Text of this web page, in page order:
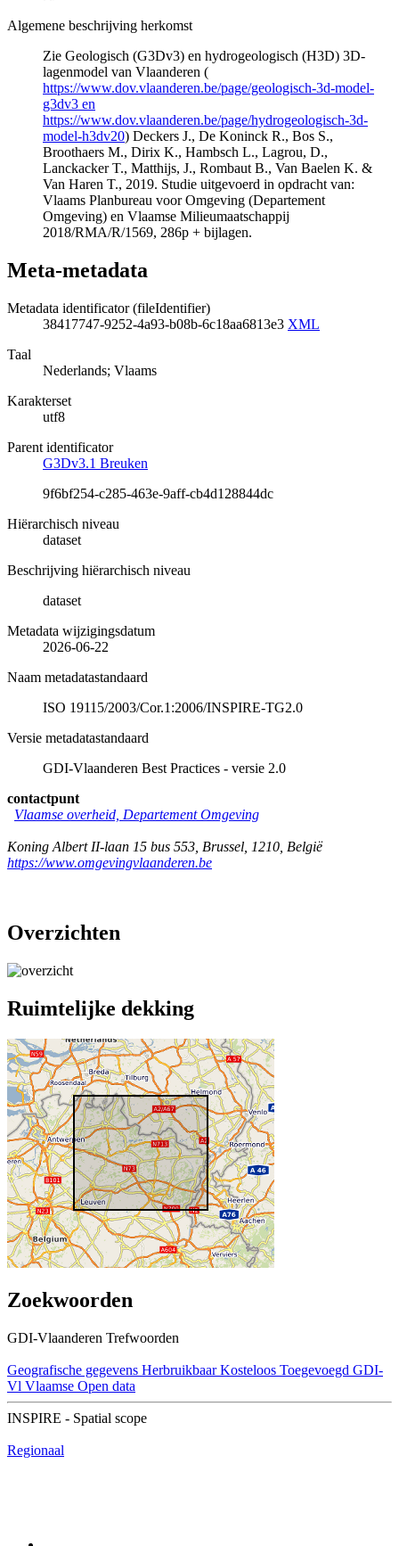
Algemene beschrijving herkomst
Zie Geologisch (G3Dv3) en hydrogeologisch (H3D) 3D-
lagenmodel van Vlaanderen (
https://www.dov.vlaanderen.be/page/geologisch-3d-model-
g3dv3 en
https://www.dov.vlaanderen.be/page/hydrogeologisch-3d-
model-h3dv20) Deckers J., De Koninck R., Bos S.,
Broothaers M., Dirix K., Hambsch L., Lagrou, D.,
Lanckacker T., Matthijs, J., Rombaut B., Van Baelen K. &
Van Haren T., 2019. Studie uitgevoerd in opdracht van:
Vlaams Planbureau voor Omgeving (Departement
Omgeving) en Vlaamse Milieumaatschappij
2018/RMA/R/1569, 286p + bijlagen.
Meta-metadata
Metadata identificator (fileIdentifier)
38417747-9252-4a93-b08b-6c18aa6813e3 XML
Taal
Nederlands; Vlaams
Karakterset
utf8
Parent identificator
G3Dv3.1 Breuken
9f6bf254-c285-463e-9aff-cb4d128844dc
Hiërarchisch niveau
dataset
Beschrijving hiërarchisch niveau
dataset
Metadata wijzigingsdatum
2026-06-22
Naam metadatastandaard
ISO 19115/2003/Cor.1:2006/INSPIRE-TG2.0
Versie metadatastandaard
GDI-Vlaanderen Best Practices - versie 2.0
contactpunt
Vlaamse overheid, Departement Omgeving
Koning Albert II-laan 15 bus 553 Brussel 1210 België
https://www.omgevingvlaanderen.be
Overzichten
Ruimtelijke dekking
Zoekwoorden
GDI-Vlaanderen Trefwoorden
Geografische gegevens Herbruikbaar Kosteloos Toegevoegd GDI-
Vl Vlaamse Open data
INSPIRE - Spatial scope
Regionaal